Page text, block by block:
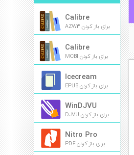
Calibre
برای باز کردن AZW3
Calibre
برای باز کردن MOBI
Icecream
برای باز کردن EPUB
WinDJVU
برای باز کردن DJVU
Nitro Pro
برای باز کردن PDF